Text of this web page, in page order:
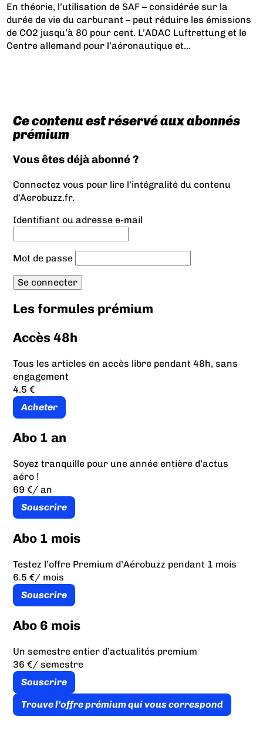
En théorie, l’utilisation de SAF – considérée sur la
durée de vie du carburant – peut réduire les émissions
de CO2 jusqu’à 80 pour cent. L’ADAC Luftrettung et le
Centre allemand pour l’aéronautique et...
Ce contenu est réservé aux abonnés
prémium
Vous êtes déjà abonné ?
Connectez vous pour lire l'intégralité du contenu
d'Aerobuzz.fr.
Identifiant ou adresse e-mail
Mot de passe
Les formules prémium
Accès 48h
Tous les articles en accès libre pendant 48h, sans
engagement
4.5 €
Acheter
Abo 1 an
Soyez tranquille pour une année entière d’actus
aéro !
69 €/ an
Souscrire
Abo 1 mois
Testez l’offre Premium d’Aérobuzz pendant 1 mois
6.5 €/ mois
Souscrire
Abo 6 mois
Un semestre entier d’actualités premium
36 €/ semestre
Souscrire
Trouve l’offre prémium qui vous correspond